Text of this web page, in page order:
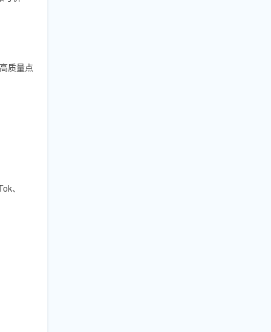
质量点
、